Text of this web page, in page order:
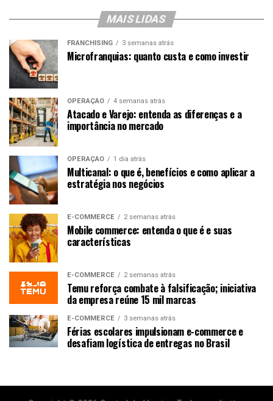
MAIS LIDAS
FRANCHISING 3 semanas atrás
Microfranquias: quanto custa e como investir
OPERAÇÃO 4 semanas atrás
Atacado e Varejo: entenda as diferenças e a
importância no mercado
OPERAÇÃO 1 dia atrás
Multicanal: o que é, benefícios e como aplicar a
estratégia nos negócios
E-COMMERCE 2 semanas atrás
Mobile commerce: entenda o que é e suas
características
E-COMMERCE 2 semanas atrás
Temu reforça combate à falsificação; iniciativa
da empresa reúne 15 mil marcas
E-COMMERCE 3 semanas atrás
Férias escolares impulsionam e-commerce e
desafiam logística de entregas no Brasil